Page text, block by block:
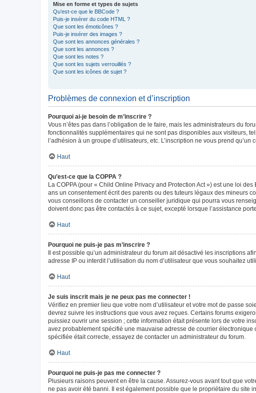
Mise en forme et types de sujets
Qu’est-ce que le BBCode ?
Puis-je insérer du code HTML ?
Que sont les émoticônes ?
Puis-je insérer des images ?
Que sont les annonces générales ?
Que sont les annonces ?
Que sont les notes ?
Que sont les sujets verrouillés ?
Que sont les icônes de sujet ?
Problèmes de connexion et d’inscription
Pourquoi ai-je besoin de m’inscrire ?
Vous n’êtes pas dans l’obligation de le faire, mais les administrateurs du
fonctionnalités supplémentaires qui ne sont pas disponibles aux visiteurs,
l’adhésion à un groupe d’utilisateurs, etc. L’inscription ne vous prend
Haut
Qu’est-ce que la COPPA ?
La COPPA (pour « Child Online Privacy and Protection Act ») est une loi
ans un consentement écrit des parents ou des tuteurs légaux des mineurs
vous conseillons de contacter un conseiller juridique qui pourra vous
doivent donc pas être contactés à ce sujet, excepté lorsque l’assistance
Haut
Pourquoi ne puis-je pas m’inscrire ?
Il est possible qu’un administrateur du forum ait désactivé les inscriptions
adresse IP ou interdit l’utilisation du nom d’utilisateur que vous souhaitez
Haut
Je suis inscrit mais je ne peux pas me connecter !
Vérifiez en premier lieu que votre nom d’utilisateur et votre mot de passe
devrez suivre les instructions que vous avez reçues. Certains forums
puissiez ouvrir une session ; cette information était présente lors de votre
avez probablement spécifié une mauvaise adresse de courrier
spécifiée était correcte, essayez de contacter un administrateur du forum.
Haut
Pourquoi ne puis-je pas me connecter ?
Plusieurs raisons peuvent en être la cause. Assurez-vous avant tout que
ne pas avoir été banni. Il est également possible que le propriétaire du site